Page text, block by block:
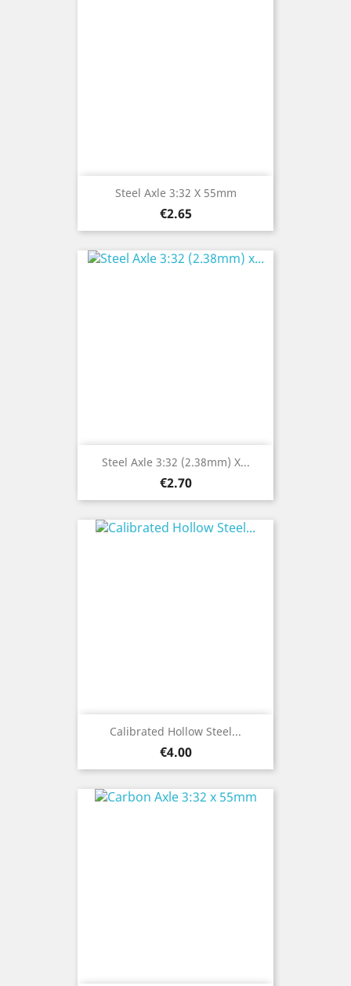
Steel Axle 3:32 X 55mm
Price
€2.65
Steel Axle 3:32 (2.38mm) X...
Price
€2.70
Calibrated Hollow Steel...
Price
€4.00